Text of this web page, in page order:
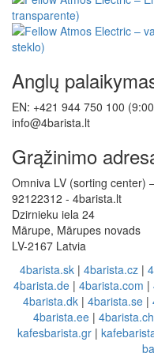
Anglų
EN: +421 944 750 100
info@4barista.lt
Grąžinimo
Omniva LV (sorting center)
92122312 - 4barista.lt
Dzirnieku iela 24
Mārupe, Mārupes novads
LV-2167 Latvia
4barista.sk| 4barista.cz|
4barista.de | 4barista.com |
4barista.dk | 4barista.se |
4barista.ee| 4barista.ch
kafesbarista.gr|